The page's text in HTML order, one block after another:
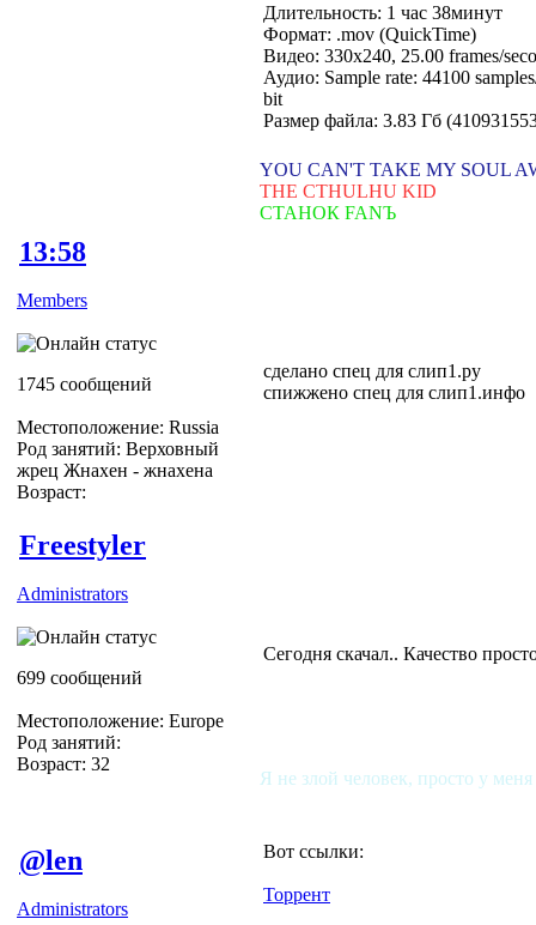
Длительность: 1 час 38минут
Формат: .mov (QuickTime)
Видео: 330x240, 25.00 frames/
Аудио: Sample rate: 44100
bit
Размер файла: 3.83 Гб
YOU CAN'T TAKE MY SOUL
THE CTHULHU KID
СТАНОК FANЪ
13:58
Members
1745 сообщений
Местоположение: Russia
Род занятий: Верховный
жрец Жнахен - жнахена
Возраст:
сделано спец для слип1.ру
спижжено спец для слип1.инфо
Freestyler
Administrators
699 сообщений
Местоположение: Europe
Род занятий:
Возраст: 32
Сегодня скачал.. Качество
Я не злой человек, просто у
@len
Administrators
Вот ссылки:
Торрент